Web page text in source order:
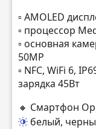
▫️ AMOLED
▫️ процессор
▫️ основная
50MP
▫️ NFC, WiFi 6,
зарядка 45Вт
🔸 Смартфон
белый,